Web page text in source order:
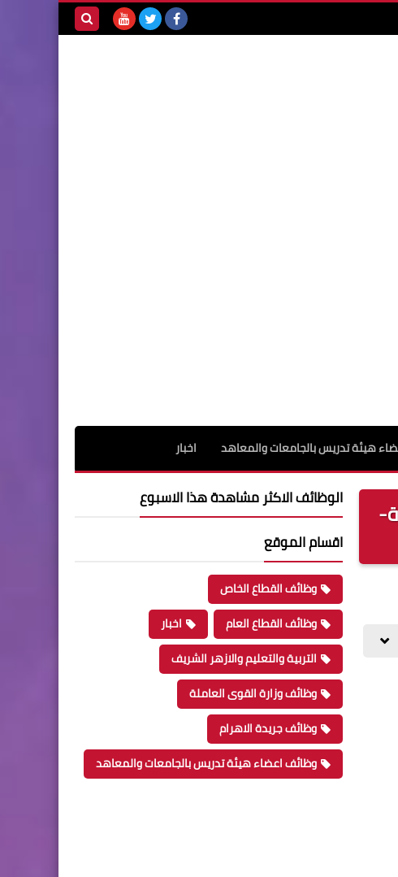
هيئة تدريس بالجامعات والمعاهد اخبار
الوظائف الاكثر مشاهدة هذا الاسبوع
اقسام الموقع
وظائف القطاع الخاص
وظائف القطاع العام
اخبار
التربية والتعليم والازهر الشريف
وظائف وزارة القوى العاملة
وظائف جريدة الاهرام
وظائف اعضاء هيئة تدريس بالجامعات والمعاهد